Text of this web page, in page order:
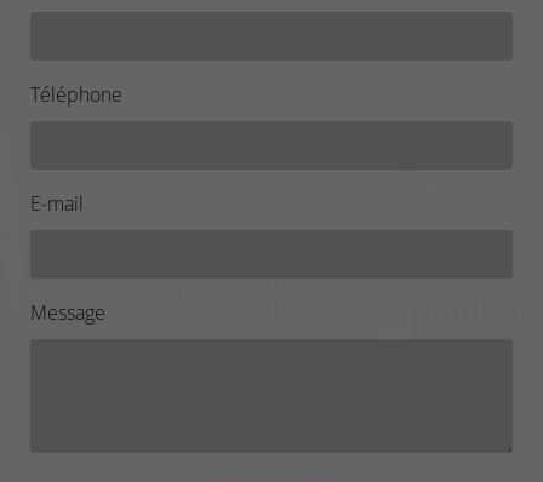
Téléphone
E-mail
Message